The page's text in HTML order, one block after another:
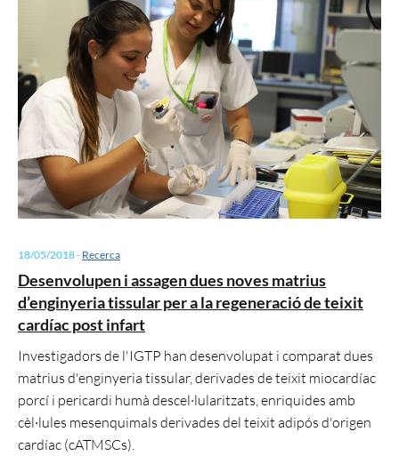
18/05/2018- Recerca
Desenvolupen i assagen dues noves matrius
d’enginyeria tissular per a la regeneració de teixit
cardíac post infart
Investigadors de l'IGTP han desenvolupat i comparat dues
matrius d'enginyeria tissular, derivades de teixit miocardíac
porcí i pericardi humà descel·lularitzats, enriquides amb
cèl·lules mesenquimals derivades del teixit adipós d'origen
cardíac (cATMSCs).